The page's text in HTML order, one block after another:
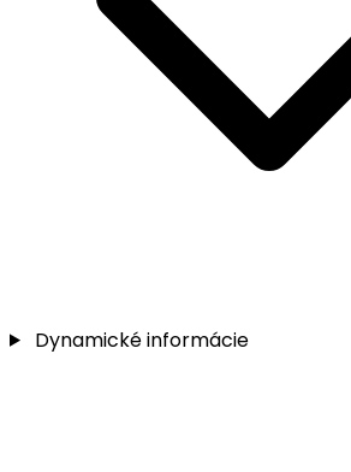
Dynamické informácie